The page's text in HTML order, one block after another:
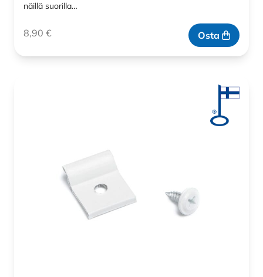
näillä suorilla…
8,90 € Osta